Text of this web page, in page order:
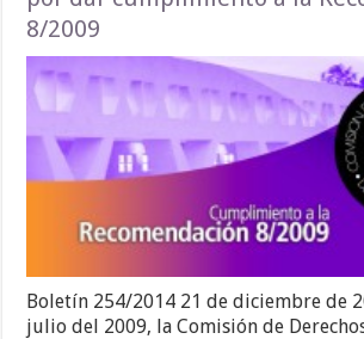
8/2009
Boletín 254/2014 21 de diciembre de
julio del 2009, la Comisión de